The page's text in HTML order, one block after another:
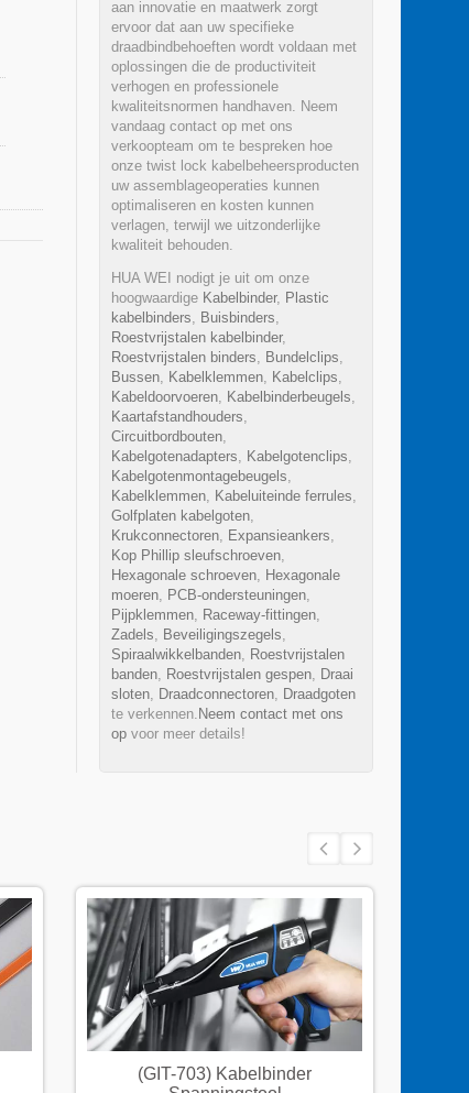
aan innovatie en maatwerk zorgt
ervoor dat aan uw specifieke
draadbindbehoeften wordt voldaan met
oplossingen die de productiviteit
verhogen en professionele
kwaliteitsnormen handhaven. Neem
vandaag contact op met ons
verkoopteam om te bespreken hoe
onze twist lock kabelbeheersproducten
uw assemblageoperaties kunnen
optimaliseren en kosten kunnen
verlagen, terwijl we uitzonderlijke
kwaliteit behouden.
HUA WEI nodigt je uit om onze
hoogwaardige Kabelbinder, Plastic
kabelbinders, Buisbinders,
Roestvrijstalen kabelbinder,
Roestvrijstalen binders, Bundelclips,
Bussen, Kabelklemmen, Kabelclips,
Kabeldoorvoeren, Kabelbinderbeugels,
Kaartafstandhouders,
Circuitbordbouten,
Kabelgotenadapters, Kabelgotenclips,
Kabelgotenmontagebeugels,
Kabelklemmen, Kabeluiteinde ferrules,
Golfplaten kabelgoten,
Krukconnectoren, Expansieankers,
Kop Phillip sleufschroeven,
Hexagonale schroeven, Hexagonale
moeren, PCB-ondersteuningen,
Pijpklemmen, Raceway-fittingen,
Zadels, Beveiligingszegels,
Spiraalwikkelbanden, Roestvrijstalen
banden, Roestvrijstalen gespen, Draai
sloten, Draadconnectoren, Draadgoten
te verkennen. Neem contact met ons
op voor meer details!
(GIT-703) Kabelbinder